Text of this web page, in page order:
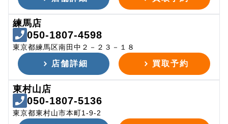
練馬店
050-1807-4598
東京都練馬区南田中２－２３－１８
店舗詳細 買取予約
東村山店
050-1807-5136
東京都東村山市本町1-9-2